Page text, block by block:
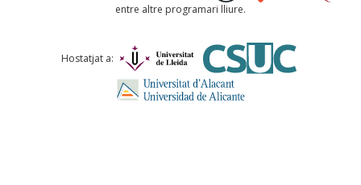
Comentari *
entre altre programari lliure.
Hostatjat a: